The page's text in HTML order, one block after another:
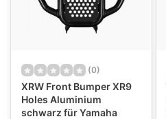
(0)
XRW Front Bumper XR9
Holes Aluminium
schwarz für Yamaha